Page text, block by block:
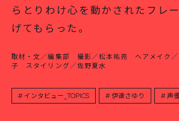
らとりわけ心を動かされたフレ
げてもらった。
取材・文／編集部 撮影／松本祐亮 ヘアメイク／
子 スタイリング／佐野夏水
インタビュー_TOPICS 伊達さゆり 声